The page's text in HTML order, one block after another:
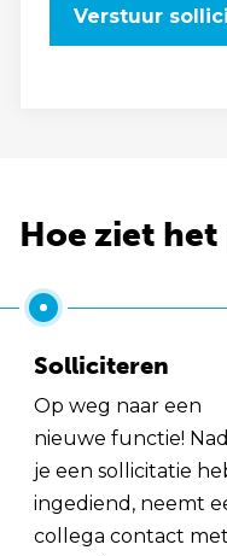
Verstuur
Hoe ziet
Solliciteren
Op weg naar een
nieuwe functie!
je een sollicitatie
ingediend, neemt
collega contact